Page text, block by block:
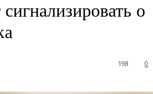
о
0
198